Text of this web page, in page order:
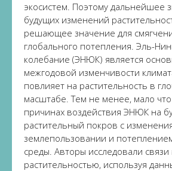
экосистем. Поэтому дальнейшее
будущих изменений
решающее значение для
глобального потепления. Эль-
колебание (ЭНЮК) является
межгодовой изменчивости
повлияет на растительность в
масштабе. Тем не менее, мало
причинах воздействия ЭНЮК на
растительный покров с
землепользовании и
среды. Авторы исследовали
растительностью, используя